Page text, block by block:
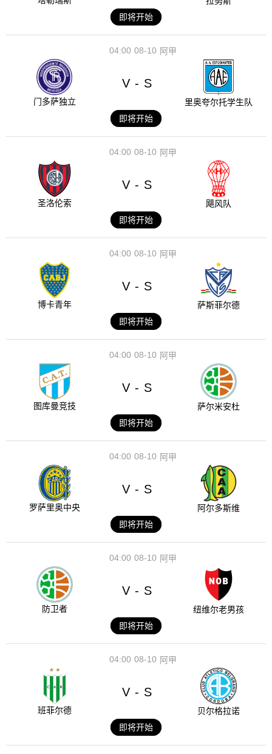
即将开始
08-10
04:00 阿甲
门多萨独立
V - S
里奥夸尔托学生队
即将开始
08-10
04:00 阿甲
圣洛伦索
V - S
飓风队
即将开始
08-10
04:00 阿甲
博卡青年
V - S
萨斯菲尔德
即将开始
08-10
04:00 阿甲
图库曼竞技
V - S
萨尔米安杜
即将开始
08-10
04:00 阿甲
罗萨里奥中央
V - S
阿尔多斯维
即将开始
08-10
04:00 阿甲
防卫者
V - S
纽维尔老男孩
即将开始
08-10
04:00 阿甲
班菲尔德
V - S
贝尔格拉诺
即将开始